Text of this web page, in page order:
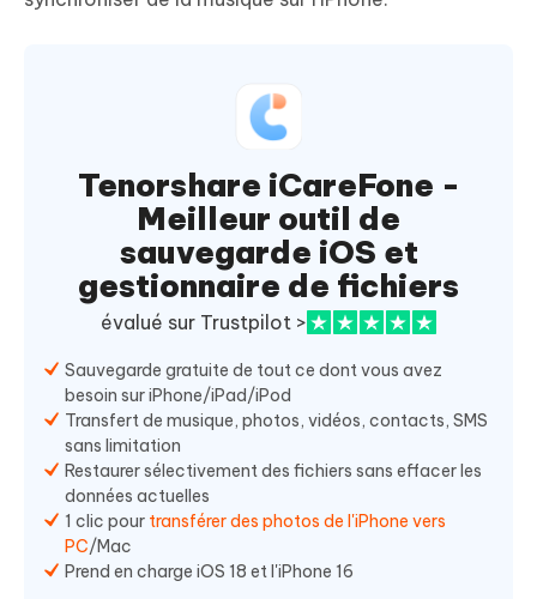
Tenorshare iCareFone -
Meilleur outil de
sauvegarde iOS et
gestionnaire de fichiers
évalué sur Trustpilot >
Sauvegarde gratuite de tout ce dont vous avez
besoin sur iPhone/iPad/iPod
Transfert de musique, photos, vidéos, contacts, SMS
sans limitation
Restaurer sélectivement des fichiers sans effacer les
données actuelles
1 clic pour transférer des photos de l'iPhone vers
PC/Mac
Prend en charge iOS 18 et l'iPhone 16